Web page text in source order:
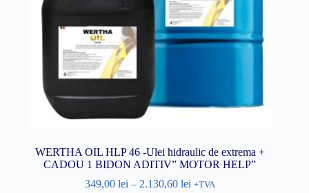
WERTHA OIL HLP 46 -Ulei hidraulic de extrema +
CADOU 1 BIDON ADITIV” MOTOR HELP”
349,00 lei – 2.130,60 lei +TVA